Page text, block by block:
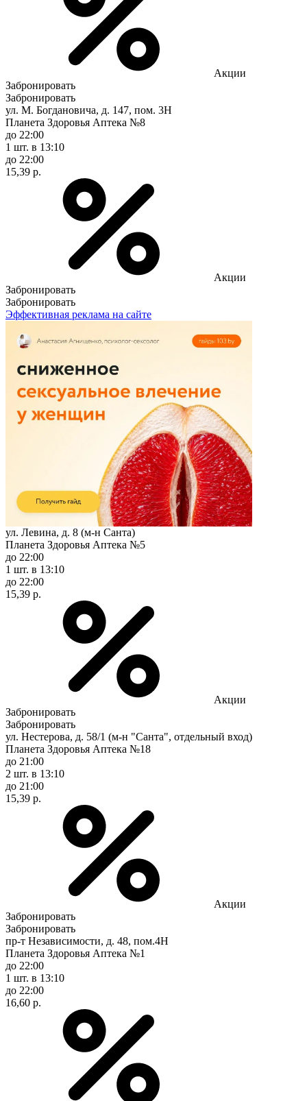
Акции
Забронировать
Забронировать
ул. М. Богдановича, д. 147, пом. 3Н
Планета Здоровья Аптека №8
до 22:00
1 шт. в 13:10
до 22:00
15,39 р.
Акции
Забронировать
Забронировать
Эффективная реклама на сайте
ул. Левина, д. 8 (м-н Санта)
Планета Здоровья Аптека №5
до 22:00
1 шт. в 13:10
до 22:00
15,39 р.
Акции
Забронировать
Забронировать
ул. Нестерова, д. 58/1 (м-н "Санта", отдельный вход)
Планета Здоровья Аптека №18
до 21:00
2 шт. в 13:10
до 21:00
15,39 р.
Акции
Забронировать
Забронировать
пр-т Независимости, д. 48, пом.4Н
Планета Здоровья Аптека №1
до 22:00
1 шт. в 13:10
до 22:00
16,60 р.